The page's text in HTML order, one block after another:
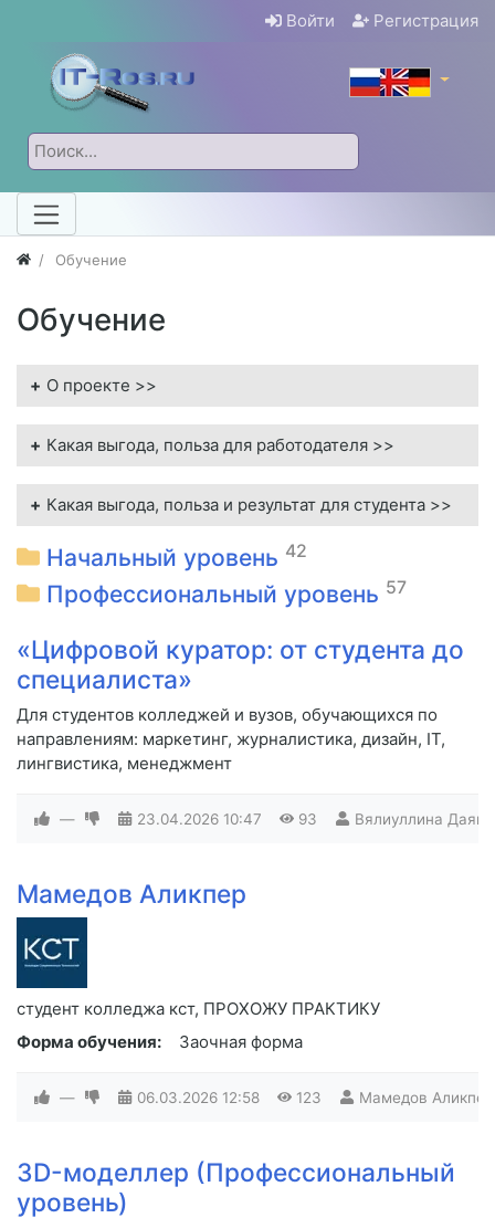
Войти Регистрация
Обучение
Обучение
О проекте >>
Какая выгода, польза для работодателя >>
Какая выгода, польза и результат для студента >>
Начальный уровень 42
Профессиональный уровень 57
«Цифровой куратор: от студента до
специалиста»
Для студентов колледжей и вузов, обучающихся по
направлениям: маркетинг, журналистика, дизайн, IT,
лингвистика, менеджмент
— 23.04.2026 10:47 93 Вялиуллина Даяна
Мамедов Аликпер
студент колледжа кст, ПРОХОЖУ ПРАКТИКУ
Форма обучения:
Заочная форма
— 06.03.2026 12:58 123 Мамедов Аликпер
3D-моделлер (Профессиональный
уровень)